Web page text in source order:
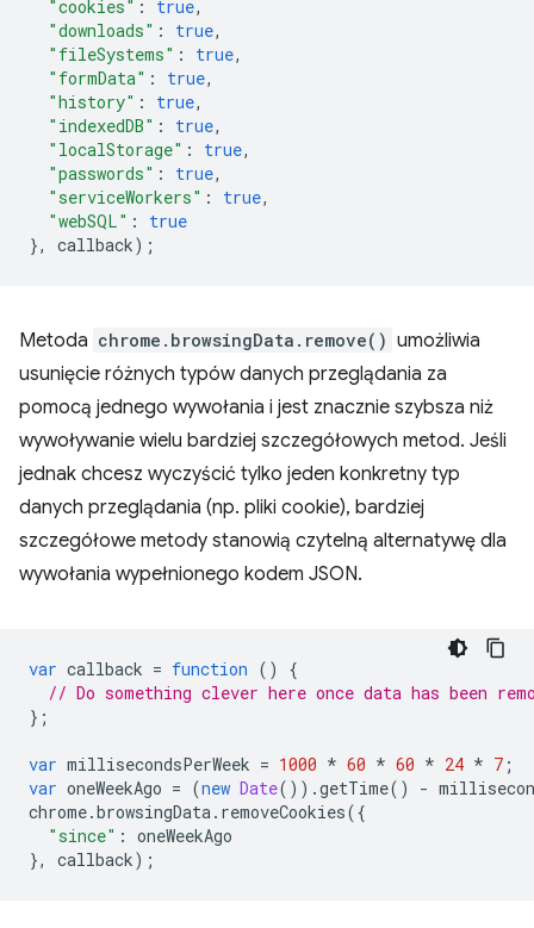
"cookies" : true,
"downloads" : true,
"fileSystems" : true,
"formData" : true,
"history" : true,
"indexedDB" : true,
"localStorage" : true,
"passwords" : true,
"serviceWorkers" : true,
"webSQL" :
true
},
callback);
Metoda chrome.browsingData.remove() umożliwia
usunięcie różnych typów danych przeglądania za
pomocą jednego wywołania i jest znacznie szybsza niż
wywoływanie wielu bardziej szczegółowych metod. Jeśli
jednak chcesz wyczyścić tylko jeden konkretny typ
danych przeglądania (np. pliki cookie), bardziej
szczegółowe metody stanowią czytelną alternatywę dla
wywołania wypełnionego kodem JSON.
var callback = function ()
{
// Do something clever here once data has been
};
var millisecondsPerWeek = 1000 * 60 * 60 * 24 * 7 ;
var oneWeekAgo = (new Date()).getTime() -
chrome.browsingData. removeCookies({
"since" : oneWeekAgo
},
callback);